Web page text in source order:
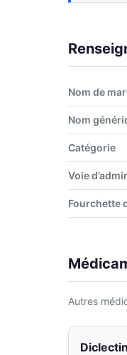
Nom de
Nom
Catégorie
Voie
Fourchette
Autres
Diclectin